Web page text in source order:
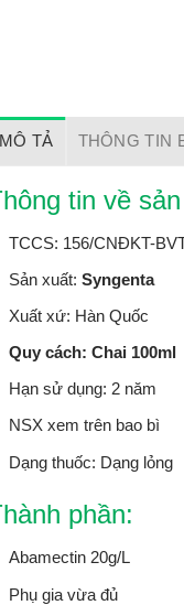
MÔ TẢ THÔNG TIN
tin về
TCCS: 156/CNĐKT-
Sản xuất: Syngenta
Xuất xứ: Hàn Quốc
Quy cách: Chai 100ml
Hạn sử dụng: 2 năm
NSX xem trên bao bì
Dạng thuốc: Dạng lỏng
phần:
Abamectin 20g/L
Phụ gia vừa đủ